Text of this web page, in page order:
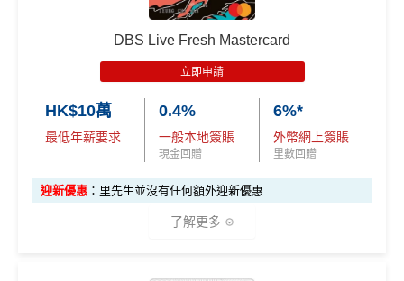
iBanking繳費無里數
信用卡交保險費點交都無積分
網上交易中非香港商戶用港幣交易
(CBF, 包括DCC)無
里數，但唔收charge
八達通自動增值$12=1里，每日增值得$250
查看更多信用卡詳情及分析...
5%回贈，包括餐飲、健身中心、運動服
飾及醫療服務*
其他零售簽賬1%現金回贈^
精選健康及保健禮遇低至48折/專享體驗
Visa Card，DBS有時只做Visa exclusive promotion，
於Visa Platinum每個曆月的首HK$15,000簽賬
DBS Live Fresh Mastercard
立即申請
HK$10萬
最低年薪要求
0.4%
一般本地簽賬
現金回贈
6%*
外幣網上簽賬
里數回贈
迎新優惠 ：里先生並沒有任何額外迎新優惠
了解更多